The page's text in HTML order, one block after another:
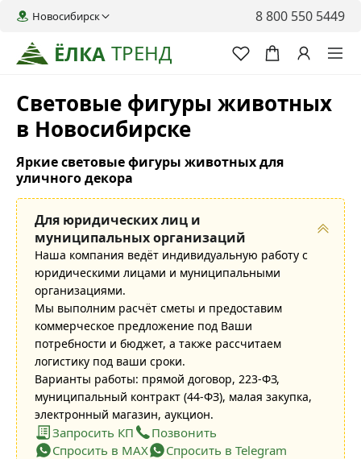
ЁЛКА ТРЕНД
Новосибирск 8 800 550 5449
Световые фигуры животных
в Новосибирске
Яркие световые фигуры животных для
уличного декора
Для юридических лиц и
муниципальных организаций
Наша компания ведёт индивидуальную работу с
юридическими лицами и муниципальными
организациями.
Мы выполним расчёт сметы и предоставим
коммерческое предложение под Ваши
потребности и бюджет, а также рассчитаем
логистику под ваши сроки.
Варианты работы: прямой договор, 223-ФЗ,
муниципальный контракт (44-ФЗ), малая закупка,
электронный магазин, аукцион.
Запросить КП
Позвонить
Спросить в MAX
Спросить в Telegram